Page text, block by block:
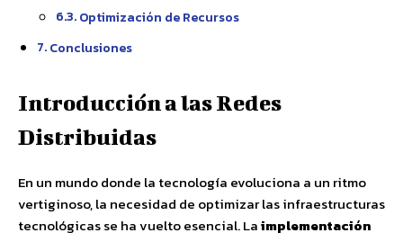
Optimización de Recursos
Conclusiones
Introducción a las Redes
Distribuidas
En un mundo donde la tecnología evoluciona a un ritmo
vertiginoso, la necesidad de optimizar las infraestructuras
tecnológicas se ha vuelto esencial. Laimplementación